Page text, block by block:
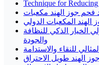
Technique for
فحم جوز الهند مكعبات
الهند المكعبات الدولي
الخيار الذكي للنظافة
والجودة
للنقاء والاستدامة
الهند طويل الاحتراق